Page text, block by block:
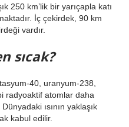
250 km’lik bir yarıçapla katı
İç çekirdek, 90 km
vardır.
sıcak?
40, uranyum-238,
radyoaktif atomlar daha
ısının yaklaşık
kabul edilir.